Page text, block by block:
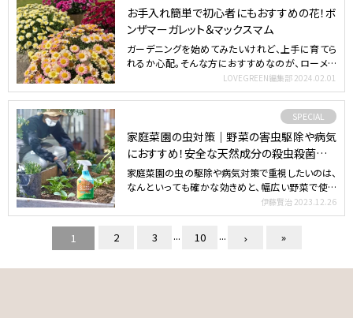
お手入れ簡単で初心者にもおすすめの花！ボ
ンザマーガレット＆マックスマム
ガーデニングを始めてみたいけれど、上手に育てら
れるか心配。そんな方におすすめなのが、ローメン
LOVEGREEN編集部 2024.02.01
SPECIAL
家庭菜園の虫対策｜野菜の害虫駆除や病気
におすすめ！安全な天然成分の殺虫殺菌スプ
レー
家庭菜園の虫の駆除や病気対策で重視したいのは、
なんといっても確かな効きめと、幅広い野菜で使え
伊藤賢治 2023.12.26
1 2 3 ... 10 ... »